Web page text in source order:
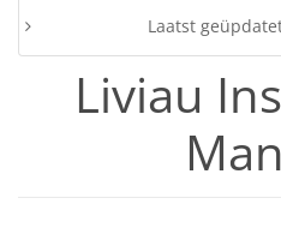
Laatst
Liviau